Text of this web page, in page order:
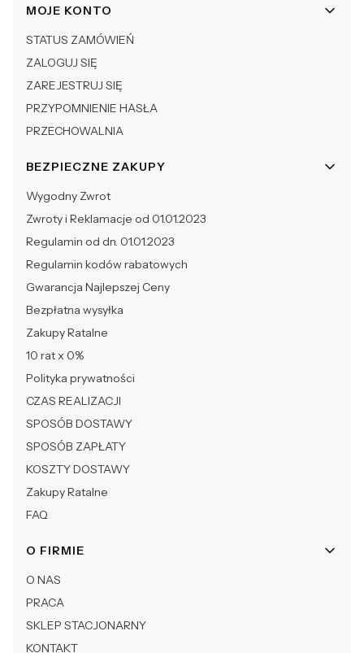
Linki w stopce
MOJE KONTO
STATUS ZAMÓWIEŃ
ZALOGUJ SIĘ
ZAREJESTRUJ SIĘ
PRZYPOMNIENIE HASŁA
PRZECHOWALNIA
BEZPIECZNE ZAKUPY
Wygodny Zwrot
Zwroty i Reklamacje od 01.01.2023
Regulamin od dn. 01.01.2023
Regulamin kodów rabatowych
Gwarancja Najlepszej Ceny
Bezpłatna wysyłka
Zakupy Ratalne
10 rat x 0%
Polityka prywatności
CZAS REALIZACJI
SPOSÓB DOSTAWY
SPOSÓB ZAPŁATY
KOSZTY DOSTAWY
Zakupy Ratalne
FAQ
O FIRMIE
O NAS
PRACA
SKLEP STACJONARNY
KONTAKT